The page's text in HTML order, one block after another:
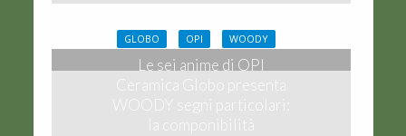
GLOBO OPI WOODY
Le sei anime di OPI
Ceramica Globo presenta
WOODY segni particolari:
la componibilità